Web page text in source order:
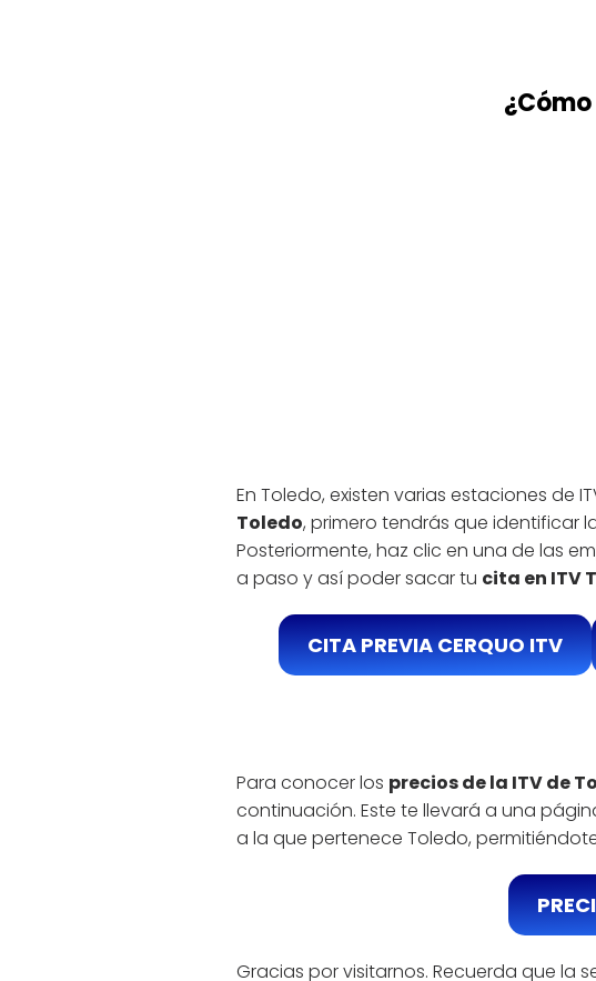
En Toledo, existen varias estaciones de
Toledo, primero tendrás que identificar
Posteriormente, haz clic en una de las
a paso y así poder sacar tu cita en ITV
CITA PREVIA CERQUO ITV
Para conocer los precios de la ITV de
continuación. Este te llevará a una
a la que pertenece Toledo,
Gracias por visitarnos. Recuerda que la